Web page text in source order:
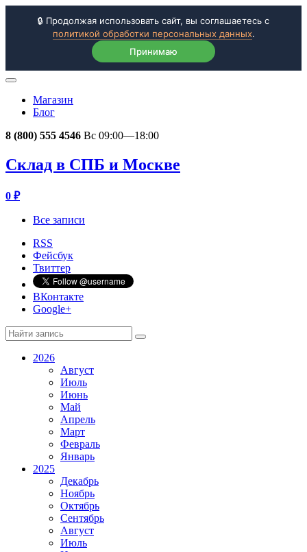
🔒 Продолжая использовать сайт, вы соглашаетесь с
политикой обработки персональных данных.
Принимаю
Магазин
Блог
8 (800) 555 4546 Вс 09:00—18:00
Склад в СПБ и Москве
0 ₽
Все записи
RSS
Фейсбук
Твиттер
ВКонтакте
Google+
2026
Август
Июль
Июнь
Май
Апрель
Март
Февраль
Январь
2025
Декабрь
Ноябрь
Октябрь
Сентябрь
Август
Июль